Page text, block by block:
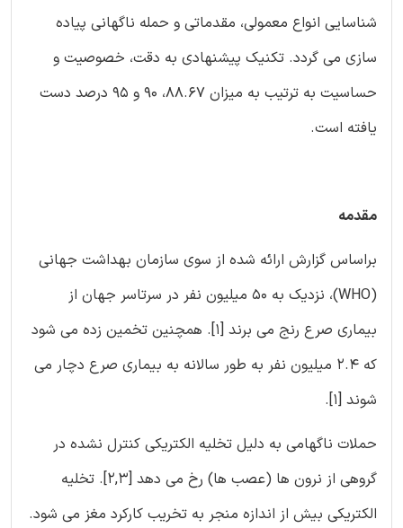
شناسایی انواع معمولی، مقدماتی و حمله ناگهانی پیاده
سازی می گردد. تکنیک پیشنهادی به دقت، خصوصیت و
حساسیت به ترتیب به میزان 88.67، 90 و 95 درصد دست
یافته است.
مقدمه
براساس گزارش ارائه شده از سوی سازمان بهداشت جهانی
(WHO)، نزدیک به 50 میلیون نفر در سرتاسر جهان از
بیماری صرع رنج می برند [1]. همچنین تخمین زده می شود
که 2.4 میلیون نفر به طور سالانه به بیماری صرع دچار می
شوند [1].
حملات ناگهامی به دلیل تخلیه الکتریکی کنترل نشده در
گروهی از نرون ها (عصب ها) رخ می دهد [2,3]. تخلیه
الکتریکی بیش از اندازه منجر به تخریب کارکرد مغز می شود.